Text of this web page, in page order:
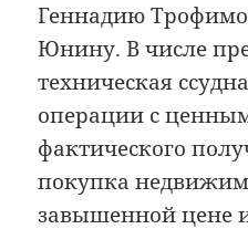
Геннадию
Юнину. В числе
техническая
операции с
фактического
покупка
завышенной цене